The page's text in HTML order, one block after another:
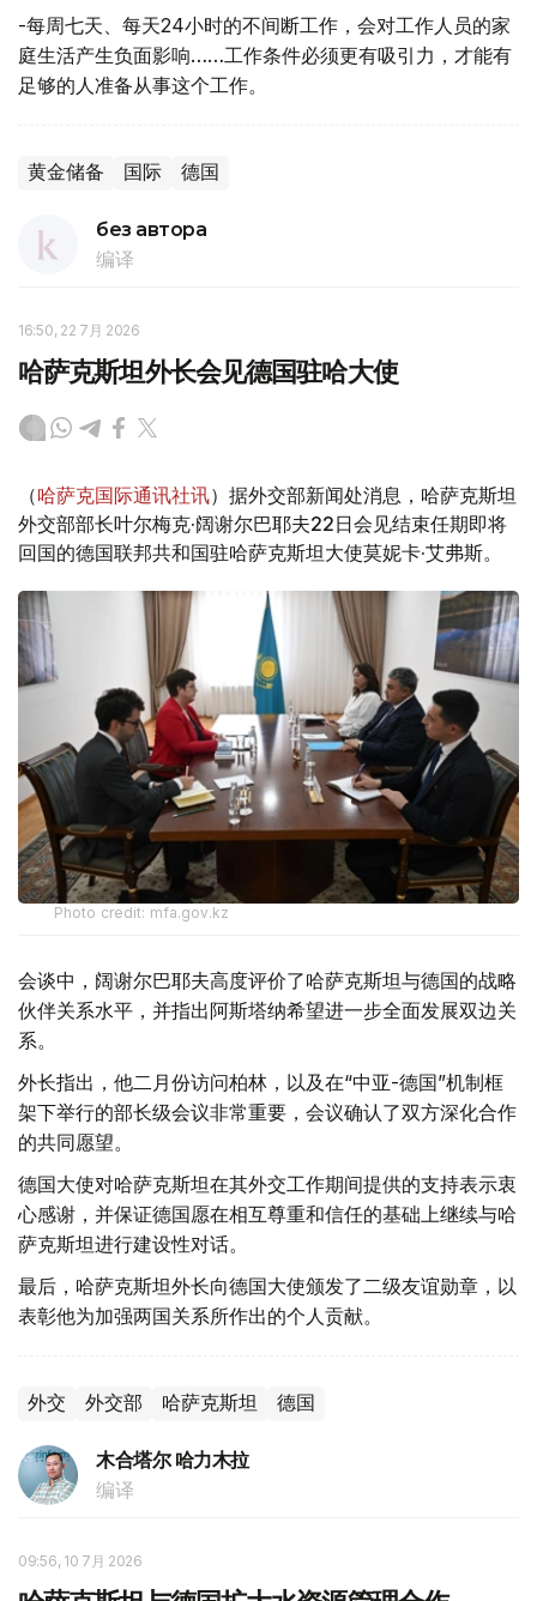
-每周七天、每天24小时的不间断工作，会对工作人员的家
庭生活产生负面影响……工作条件必须更有吸引力，才能有
足够的人准备从事这个工作。
黄金储备 国际 德国
без автора
编译
16:50, 22 7月 2026
哈萨克斯坦外长会见德国驻哈大使
（哈萨克国际通讯社讯）据外交部新闻处消息，哈萨克斯坦
外交部部长叶尔梅克·阔谢尔巴耶夫22日会见结束任期即将
回国的德国联邦共和国驻哈萨克斯坦大使莫妮卡·艾弗斯。
Photo credit: mfa.gov.kz
会谈中，阔谢尔巴耶夫高度评价了哈萨克斯坦与德国的战略
伙伴关系水平，并指出阿斯塔纳希望进一步全面发展双边关
系。
外长指出，他二月份访问柏林，以及在“中亚-德国”机制框
架下举行的部长级会议非常重要，会议确认了双方深化合作
的共同愿望。
德国大使对哈萨克斯坦在其外交工作期间提供的支持表示衷
心感谢，并保证德国愿在相互尊重和信任的基础上继续与哈
萨克斯坦进行建设性对话。
最后，哈萨克斯坦外长向德国大使颁发了二级友谊勋章，以
表彰他为加强两国关系所作出的个人贡献。
外交 外交部 哈萨克斯坦 德国
木合塔尔 哈力木拉
编译
09:56, 10 7月 2026